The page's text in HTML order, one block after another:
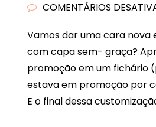
COMENTÁRIOS
Vamos dar uma cara nova
com capa sem- graça?
promoção em um fichário
estava em promoção por
E o final dessa